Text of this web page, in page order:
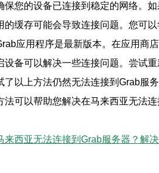
保您的设备已连接到稳定的网络。
的缓存可能会导致连接问题。您可
应用程序是最新版本。在应用商
设备可以解决一些连接问题。尝试
了以上方法仍然无法连接到Grab服
法可以帮助您解决在马来西亚无法
来西亚无法连接到Grab服务器？解